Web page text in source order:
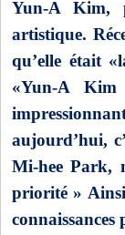
Yun-A Kim,
artistique.
qu’elle était
«Yun-A Kim
aujourd’hui,
Mi-hee Park,
priorité » Ainsi